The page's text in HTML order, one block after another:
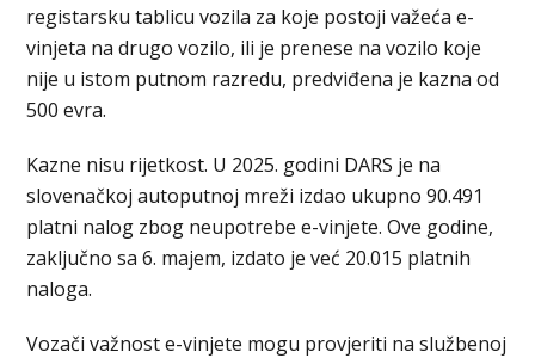
registarsku tablicu vozila za koje postoji važeća e-
vinjeta na drugo vozilo, ili je prenese na vozilo koje
nije u istom putnom razredu, predviđena je kazna od
500 evra.
Kazne nisu rijetkost. U 2025. godini DARS je na
slovenačkoj autoputnoj mreži izdao ukupno 90.491
platni nalog zbog neupotrebe e-vinjete. Ove godine,
zaključno sa 6. majem, izdato je već 20.015 platnih
naloga.
Vozači važnost e-vinjete mogu provjeriti na službenoj